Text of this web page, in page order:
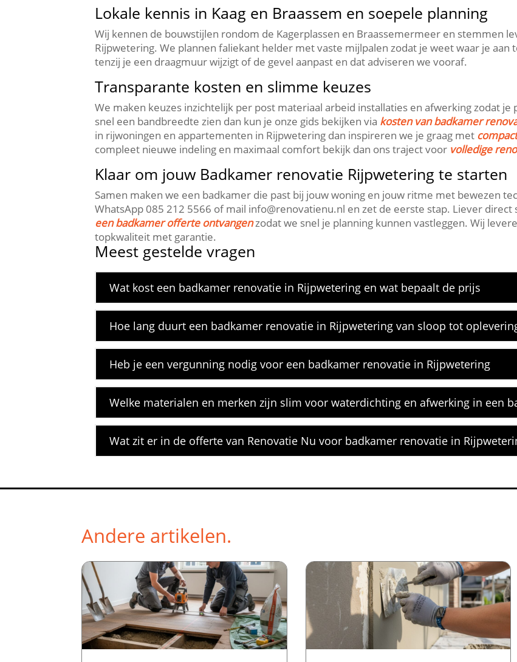
Lokale kennis in Kaag en Braassem en soepele planning
Wij kennen de bouwstijlen rondom de Kagerplassen en Braassemermeer en stemmen
Rijpwetering.​ We plannen faliekant helder met vaste mijlpalen zodat je weet waar je aan
tenzij je een draagmuur wijzigt of de gevel aanpast en dat adviseren we vooraf.​
Transparante kosten en slimme keuzes
We maken keuzes inzichtelijk per post materiaal arbeid installaties en afwerking zodat je
snel een bandbreedte zien dan kun je onze gids bekijken via kosten van badkamer
in rijwoningen en appartementen in Rijpwetering dan inspireren we je graag met
compleet nieuwe indeling en maximaal comfort bekijk dan ons traject voor volledige
Klaar om jouw Badkamer renovatie Rijpwetering te starten
Samen maken we een badkamer die past bij jouw woning en jouw ritme met bewezen
WhatsApp 085 212 5566 of mail info@renovatienu.​nl en zet de eerste stap.​ Liever direct
een badkamer offerte ontvangenzodat we snel je planning kunnen vastleggen.​ Wij
topkwaliteit met garantie.​
Meest gestelde vragen
Wat kost een badkamer renovatie in Rijpwetering en wat bepaalt de prijs
Hoe lang duurt een badkamer renovatie in Rijpwetering van sloop tot
Heb je een vergunning nodig voor een badkamer renovatie in Rijpwetering
Welke materialen en merken zijn slim voor waterdichting en afwerking in een
Wat zit er in de offerte van Renovatie Nu voor badkamer renovatie in
Andere artikelen.